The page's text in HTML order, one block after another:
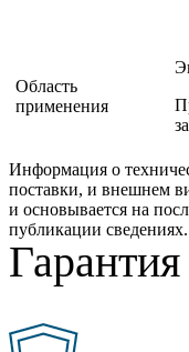
Область
применения
Информация о
поставки, и внешнем
и основывается на
публикации сведениях.